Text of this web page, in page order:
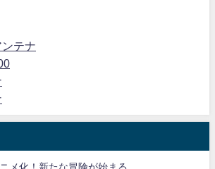
テナ
メ化！新たな冒険が始まる